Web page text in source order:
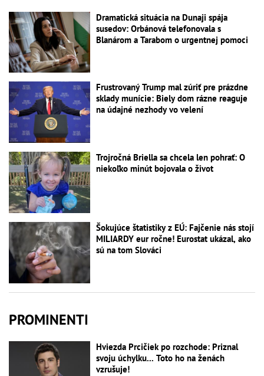
Dramatická situácia na Dunaji spája
susedov: Orbánová telefonovala s
Blanárom a Tarabom o urgentnej pomoci
Frustrovaný Trump mal zúriť pre prázdne
sklady munície: Biely dom rázne reaguje
na údajné nezhody vo velení
Trojročná Briella sa chcela len pohrať: O
niekoľko minút bojovala o život
Šokujúce štatistiky z EÚ: Fajčenie nás stojí
MILIARDY eur ročne! Eurostat ukázal, ako
sú na tom Slováci
PROMINENTI
Hviezda Prcičiek po rozchode: Priznal
svoju úchylku... Toto ho na ženách
vzrušuje!